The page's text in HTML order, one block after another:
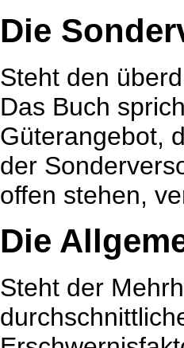
Die
Steht den
Das Buch
Güterangebot,
der
offen stehen,
Die
Steht der